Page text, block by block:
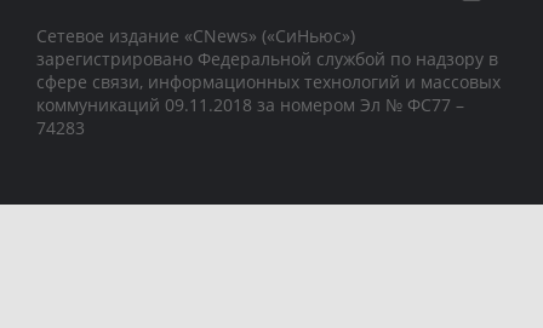
Сетевое издание «CNews» («СиНьюс»)
зарегистрировано Федеральной службой по надзору в
сфере связи, информационных технологий и массовых
коммуникаций 09.11.2018 за номером Эл № ФС77 –
74283